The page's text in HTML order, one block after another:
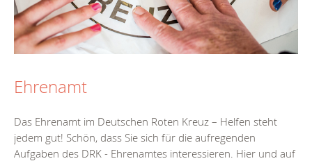
Ehrenamt
Das Ehrenamt im Deutschen Roten Kreuz – Helfen steht
jedem gut! Schön, dass Sie sich für die aufregenden
Aufgaben des DRK - Ehrenamtes interessieren. Hier und auf